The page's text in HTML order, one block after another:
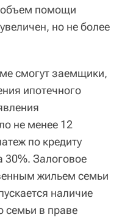
объем помощи
но не более
смогут заемщики,
ипотечного
не менее 12
по кредиту
30%. Залоговое
жильем семьи
наличие
семьи в праве